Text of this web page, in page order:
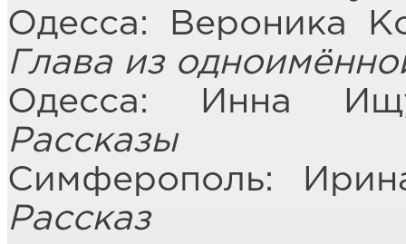
Одесса: Вероника
Глава из
Одесса: Инна
Рассказы
Симферополь:
Рассказ